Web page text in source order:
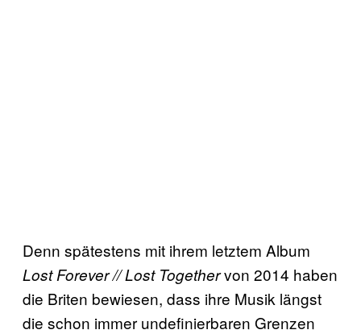
Denn spätestens mit ihrem letztem Album
Lost Forever // Lost Togethervon 2014 haben
die Briten bewiesen, dass ihre Musik längst
die schon immer undefinierbaren Grenzen